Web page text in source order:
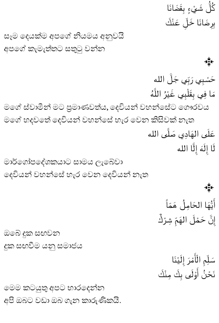
كُلُّ شَيْءٍ بِقَضَانَا
بِرِضَانَا خَلِّ عَنْكَ
සෑම දෙයක්ම අපගේ නියමය අනුවයි
අපගේ කැමැත්තට සතුටු වන්න
حَسْبِي رَبِّي جَلَّ الله
مَا فِي بِقَلْبِي غَيْرُ اللَّهُ
මගේ ස්වාමීන් මට ප්‍රමාණවත්ය, දෙවියන් වහන්සේට ගෞරවය
මගේ හදවතේ දෙවියන් වහන්සේ හැර වෙන කිසිවක් නැත
عَلَى الهَادِي صَلَّى الله
لَا إِلَهَ إِلَّا الله
මාර්ගෝපදේශකයාට සාමය ලැබේවා
දෙවියන් වහන්සේ හැර වෙන දෙවියන් නැත
أَيُّهَا الحَامِلُ هَمّاً
إِنَّ حَمْلَ الهَمِّ شِرْكٌ
ඔබේ දුක සඟවන
දුක සඟවීම යනු සමාජය
سَلِّمِ الْأَمْرَ إِلَيْنَا
نَحْنُ أَوْلَى بِكَ مِنْكَ
මෙම කටයුතු අපට භාරදෙන්න
අපි ඔබට වඩා ඔබ ගැන කාරුණිකයි.